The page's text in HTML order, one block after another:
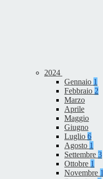
2024
Gennaio 1
Febbraio 2
Marzo
Aprile
Maggio
Giugno
Luglio 6
Agosto 1
Settembre 3
Ottobre 1
Novembre 1